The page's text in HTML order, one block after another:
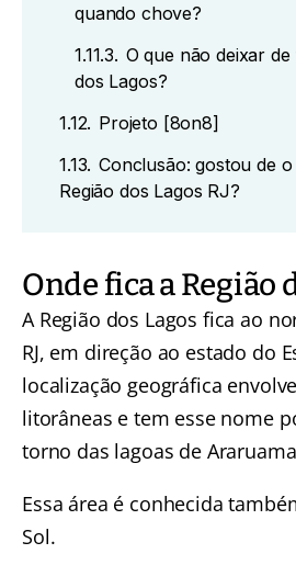
quando chove?
1.11.3. O que não deixar
dos Lagos?
1.12. Projeto [8on8]
1.13. Conclusão: gostou de
Região dos Lagos RJ?
Onde fica a Região
A Região dos Lagos fica ao
RJ, em direção ao estado do
localização geográfica
litorâneas e tem esse nome
torno das lagoas de
Essa área é conhecida
Sol.